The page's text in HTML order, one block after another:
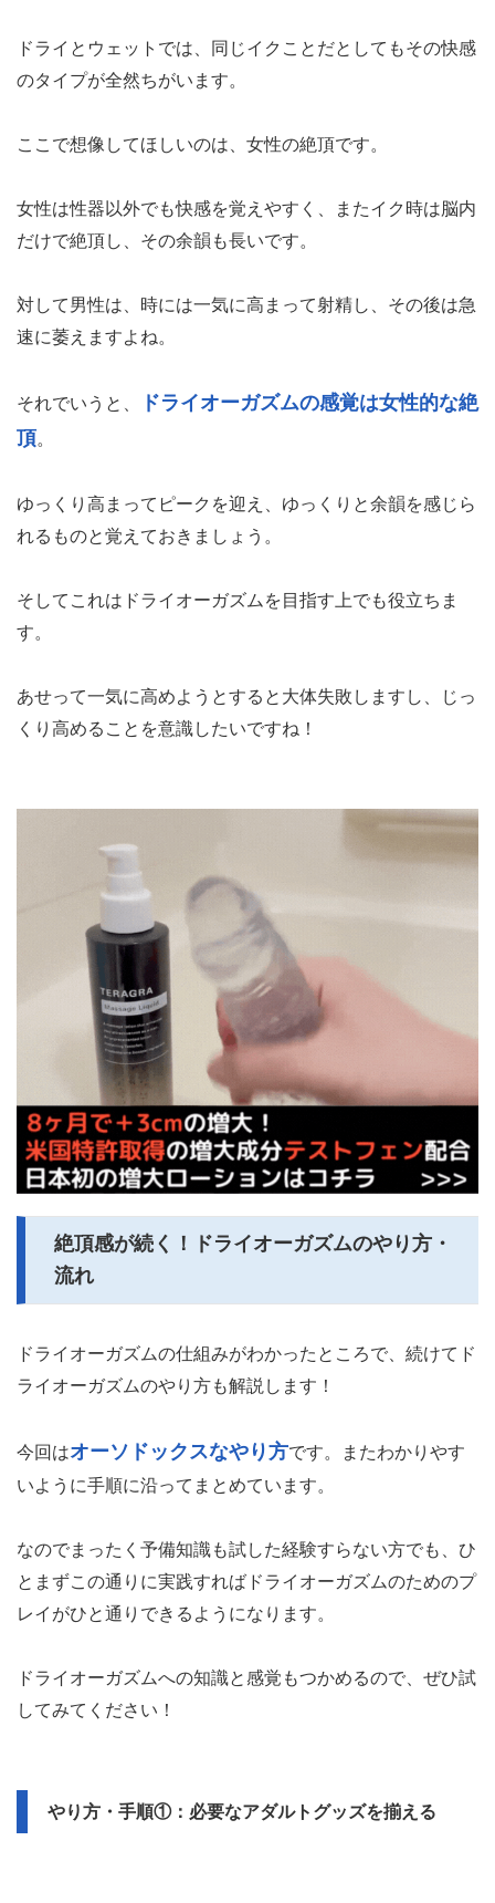
ドライとウェットでは、同じイクことだとしてもその快感
のタイプが全然ちがいます。
ここで想像してほしいのは、女性の絶頂です。
女性は性器以外でも快感を覚えやすく、またイク時は脳内
だけで絶頂し、その余韻も長いです。
対して男性は、時には一気に高まって射精し、その後は急
速に萎えますよね。
それでいうと、
ドライオーガズムの感覚は女性的な絶
頂。
ゆっくり高まってピークを迎え、ゆっくりと余韻を感じら
れるものと覚えておきましょう。
そしてこれはドライオーガズムを目指す上でも役立ちま
す。
あせって一気に高めようとすると大体失敗しますし、じっ
くり高めることを意識したいですね！
絶頂感が続く！ドライオーガズムのやり方・
流れ
ドライオーガズムの仕組みがわかったところで、続けてド
ライオーガズムのやり方も解説します！
今回はオーソドックスなやり方です。またわかりやす
いように手順に沿ってまとめています。
なのでまったく予備知識も試した経験すらない方でも、ひ
とまずこの通りに実践すればドライオーガズムのためのプ
レイがひと通りできるようになります。
ドライオーガズムへの知識と感覚もつかめるので、ぜひ試
してみてください！
やり方・手順①：必要なアダルトグッズを揃える